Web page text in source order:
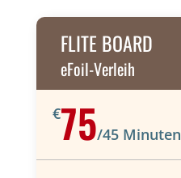
FLITE BOARD
eFoil-Verleih
€75/45 Minuten